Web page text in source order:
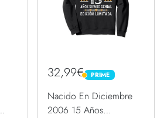
32,99€ PRIME
PRIME
Nacido En Diciembre
2006 15 Años